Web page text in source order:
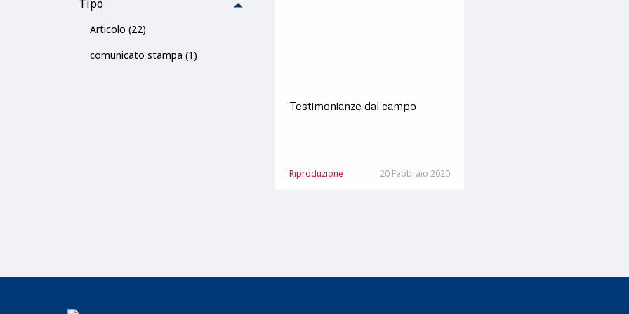
Tipo
Articolo (22)
comunicato stampa (1)
Testimonianze dal campo
Riproduzione 20 Febbraio 2020